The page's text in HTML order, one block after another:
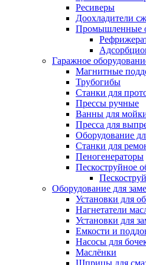
Ресиверы
Доохладители
Промышленные
Гаражное
Магнитные
Трубогибы
Станки для
Прессы ручные
Ванны для
Пресса для
Оборудование
Станки для
Пеногенераторы
Пескоструйное
Оборудование для
Установки для
Нагнетатели
Установки для
Емкости и
Насосы для
Маслёнки
Шприцы для